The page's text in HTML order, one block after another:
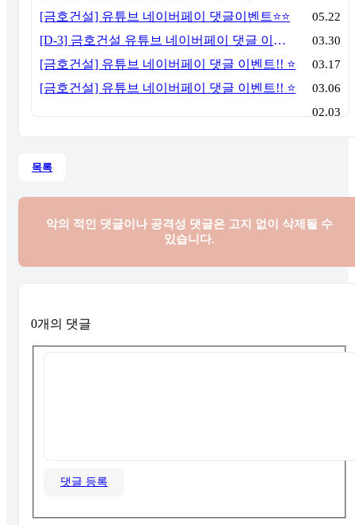
05.22
[금호건설] 유튜브 네이버페이 댓글이벤트⭐⭐
03.30
[D-3] 금호건설 유튜브 네이버페이 댓글 이벤트!! ⭐
03.17
[금호건설] 유튜브 네이버페이 댓글 이벤트!! ⭐
03.06
[금호건설] 유튜브 네이버페이 댓글 이벤트!! ⭐
02.03
목록
악의 적인 댓글이나 공격성 댓글은 고지 없이 삭제될 수
있습니다.
0개의 댓글
댓글 등록